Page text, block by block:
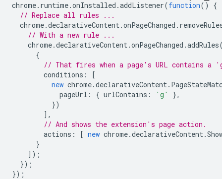
chrome. runtime.onInstalled .addListener(function()
{
// Replace all rules ...
chrome.declarativeContent.onPageChanged .
// With a new rule ...
chrome.declarativeContent.onPageChanged .addRules
{
// That fires when a page's URL contains
conditions :
[
new chrome.declarativeContent.
pageUrl : { urlContains : 'g'
},
})
],
// And shows the extension's page action.
actions : [ new chrome.declarativeContent.
}
]);
});
});